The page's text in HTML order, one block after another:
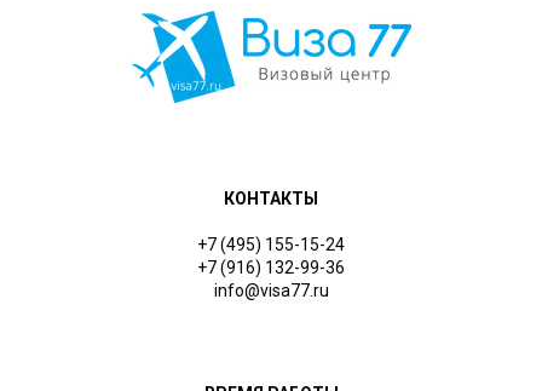
КОНТАКТЫ
+7 (495) 155-15-24
+7 (916) 132-99-36
info@visa77.ru